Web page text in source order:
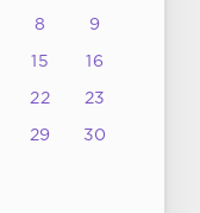
8 9
15 16
22 23
29 30